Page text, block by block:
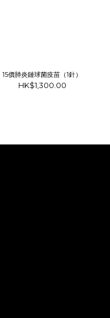
15價肺炎鏈球菌疫苗（1針）
HK$1,300.00